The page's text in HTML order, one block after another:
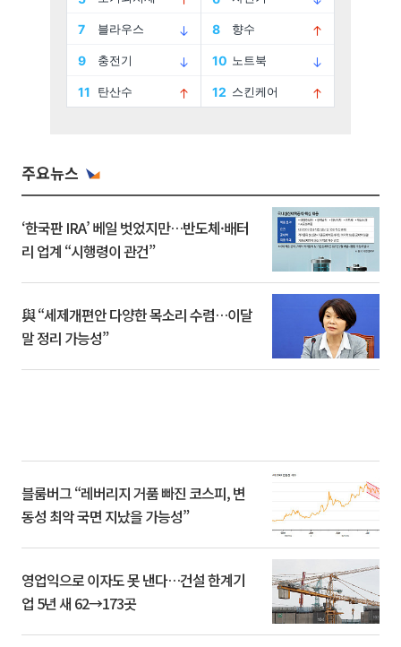
주요뉴스
‘한국판 IRA’ 베일 벗었지만…반도체·배터
리 업계 “시행령이 관건”
與 “세제개편안 다양한 목소리 수렴…이달
말 정리 가능성”
블룸버그 “레버리지 거품 빠진 코스피, 변
동성 최악 국면 지났을 가능성”
영업익으로 이자도 못 낸다…건설 한계기
업 5년 새 62→173곳